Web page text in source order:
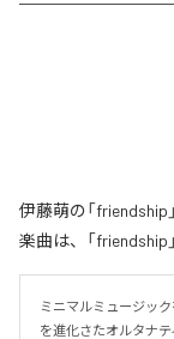
伊藤萌の「
楽曲は、「friendship
ミニマルミュージッ
を進化さたオルタナテ